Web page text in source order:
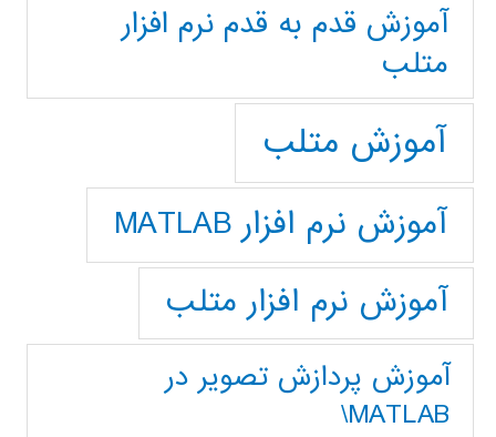
آموزش قدم به قدم نرم افزار
متلب
آموزش متلب
آموزش نرم افزار MATLAB
آموزش نرم افزار متلب
آموزش پردازش تصوير در
MATLAB\